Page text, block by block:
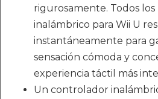
rigurosamente. Todos
inalámbrico para Wii U
instantáneamente para
sensación cómoda y
experiencia táctil más
Un controlador